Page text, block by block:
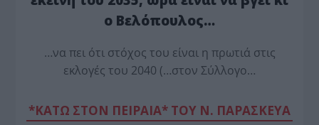
ο Βελόπουλος…
…να πει ότι στόχος του είναι η πρωτιά στις
εκλογές του 2040 (…στον Σύλλογο…
*ΚΑΤΩ ΣΤΟΝ ΠΕΙΡΑΙΑ* ΤΟΥ Ν. ΠΑΡΑΣΚΕΥΑ